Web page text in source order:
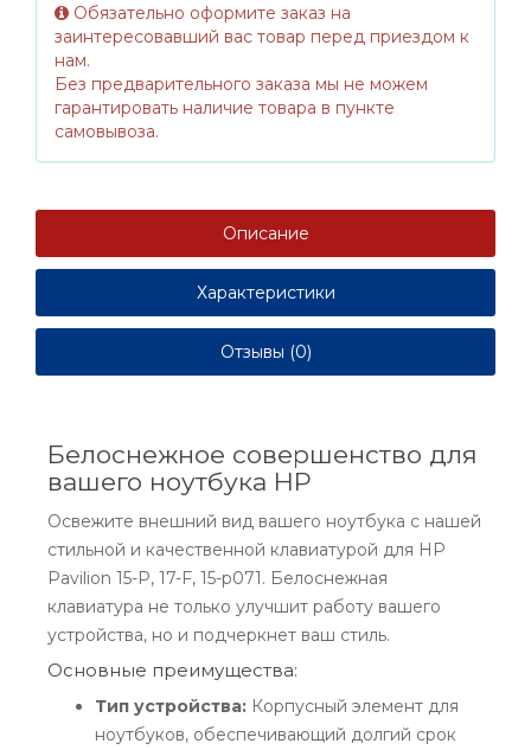
Обязательно оформите заказ на
заинтересовавший вас товар перед приездом к
нам.
Без предварительного заказа мы не можем
гарантировать наличие товара в пункте
самовывоза.
Описание
Характеристики
Отзывы (0)
Белоснежное совершенство для
вашего ноутбука HP
Освежите внешний вид вашего ноутбука с нашей
стильной и качественной клавиатурой для HP
Pavilion 15-P, 17-F, 15-p071. Белоснежная
клавиатура не только улучшит работу вашего
устройства, но и подчеркнет ваш стиль.
Основные преимущества:
Тип устройства: Корпусный элемент для
ноутбуков, обеспечивающий долгий срок